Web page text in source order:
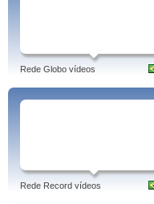
Rede Globo vídeos
Rede Record vídeos